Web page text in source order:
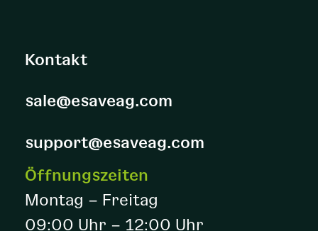
Kontakt
sale@esaveag.com
support@esaveag.com
Öffnungszeiten
Montag – Freitag
09:00 Uhr – 12:00 Uhr